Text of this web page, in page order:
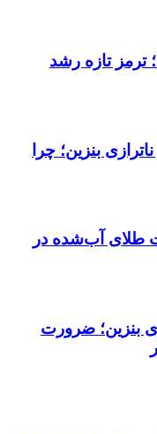
ترمز تازه رشد
بنزین؛ چرا
طلای آب‌شده در
لیتری بنزین؛ ضرورت